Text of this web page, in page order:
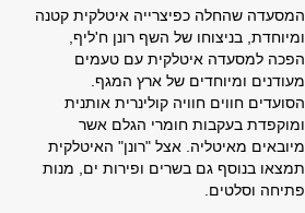
המסעדה שהחלה כפיצרייה איטלקית קטנה
ומיוחדת, בניצוחו של השף רונן ח'ליף,
הפכה למסעדה איטלקית עם טעמים
מעודנים ומיוחדים של ארץ המגף.
הסועדים חווים חוויה קולינרית אותנית
ומוקפדת בעקבות חומרי הגלם אשר
מיובאים מאיטליה. אצל "רונן" האיטלקית
תמצאו בנוסף גם בשרים ופירות ים, מנות
פתיחה וסלטים.